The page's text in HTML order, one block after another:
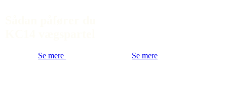
Se mere Se mere